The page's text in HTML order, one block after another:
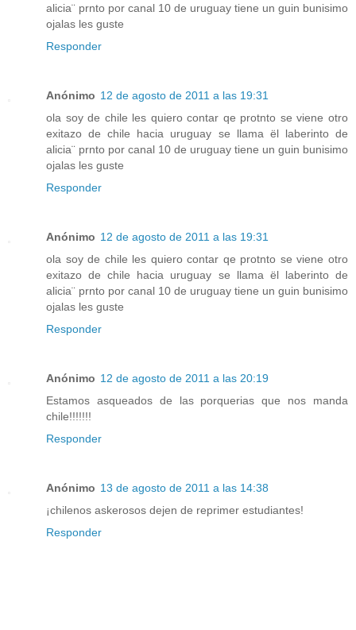
alicia¨ prnto por canal 10 de uruguay tiene un guin bunisimo
ojalas les guste
Responder
Anónimo 12 de agosto de 2011 a las 19:31
ola soy de chile les quiero contar qe protnto se viene otro
exitazo de chile hacia uruguay se llama ël laberinto de
alicia¨ prnto por canal 10 de uruguay tiene un guin bunisimo
ojalas les guste
Responder
Anónimo 12 de agosto de 2011 a las 19:31
ola soy de chile les quiero contar qe protnto se viene otro
exitazo de chile hacia uruguay se llama ël laberinto de
alicia¨ prnto por canal 10 de uruguay tiene un guin bunisimo
ojalas les guste
Responder
Anónimo 12 de agosto de 2011 a las 20:19
Estamos asqueados de las porquerias que nos manda
chile!!!!!!!
Responder
Anónimo 13 de agosto de 2011 a las 14:38
¡chilenos askerosos dejen de reprimer estudiantes!
Responder